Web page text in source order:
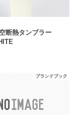
断熱タンブラー
ブランドブック